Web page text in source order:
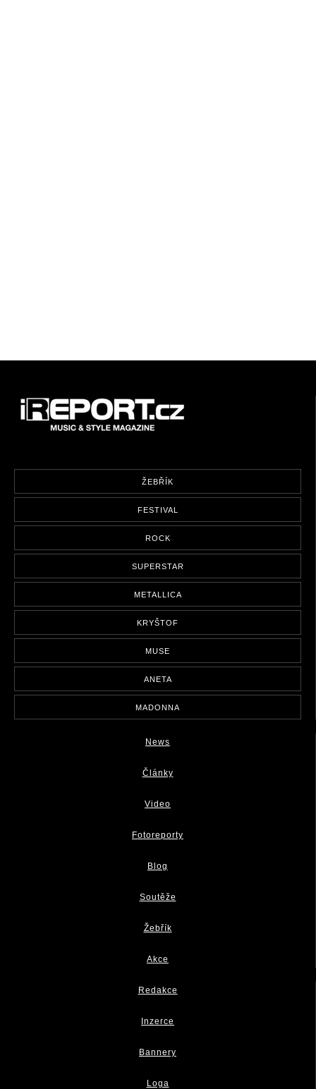
ŽEBŘÍK
FESTIVAL
ROCK
SUPERSTAR
METALLICA
KRYŠTOF
MUSE
ANETA
MADONNA
News
Články
Video
Fotoreporty
Blog
Soutěže
Žebřík
Akce
Redakce
Inzerce
Bannery
Loga